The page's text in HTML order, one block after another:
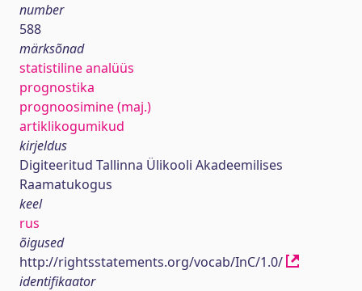
number
588
märksõnad
statistiline analüüs
prognostika
prognoosimine (maj.)
artiklikogumikud
kirjeldus
Digiteeritud Tallinna Ülikooli Akadeemilises
Raamatukogus
keel
rus
õigused
http://rightsstatements.org/vocab/InC/1.0/
identifikaator